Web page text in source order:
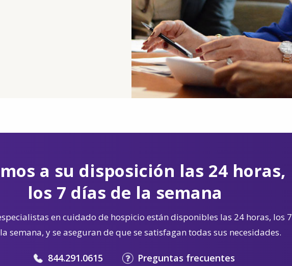
a su disposición las 24 horas,
los 7 días de la semana
en cuidado de hospicio están disponibles las 24 horas, los 7
semana, y se aseguran de que se satisfagan todas sus necesidades.
844.291.0615 Preguntas frecuentes